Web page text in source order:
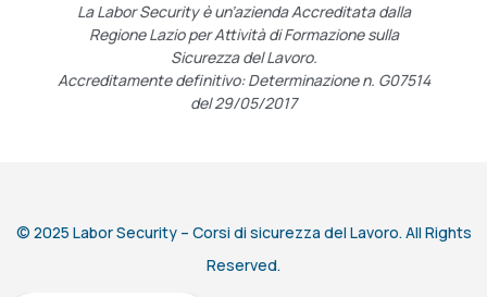
La Labor Security è un’azienda Accreditata dalla
Regione Lazio per Attività di Formazione sulla
Sicurezza del Lavoro.
Accreditamente definitivo: Determinazione n. G07514
del 29/05/2017
© 2025 Labor Security – Corsi di sicurezza del Lavoro. All Rights
Reserved.